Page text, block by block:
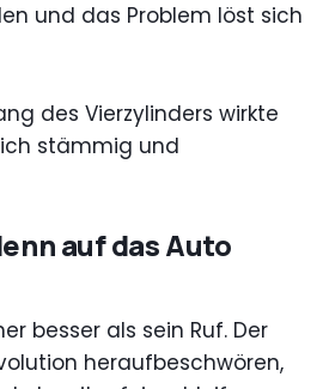
und das Problem löst sich
des Vierzylinders wirkte
stämmig und
auf das Auto
besser als sein Ruf. Der
heraufbeschwören,